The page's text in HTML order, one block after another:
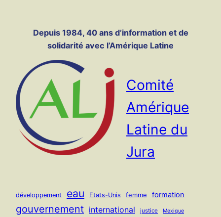
contenuDepuis 1984, 40 ans d’information et de
solidarité avec l’Amérique Latine
Comité
Amérique
Latine du
Jura
développement eau Etats-Unis femme formation
gouvernement international justice Mexique